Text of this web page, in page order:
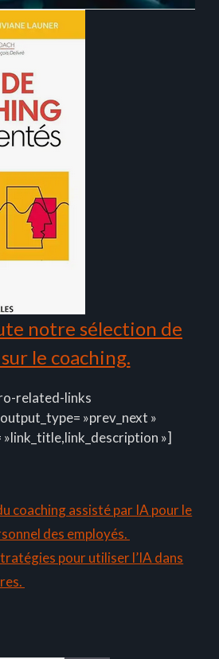
notre sélection de
le coaching.
related-links
»prev_next »
»link_title,link_description »]
coaching assisté par IA pour le
des employés.
pour utiliser l’IA dans